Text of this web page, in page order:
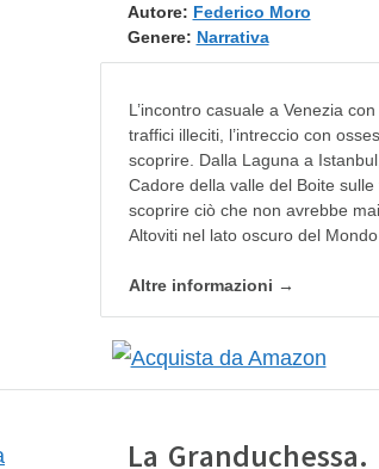
Autore: Federico Moro
Genere: Narrativa
L’incontro casuale a Venezia
traffici illeciti, l’intreccio con
scoprire. Dalla Laguna a
Cadore della valle del Boite
scoprire ciò che non avrebbe
Altoviti nel lato oscuro del
Altre informazioni →
La